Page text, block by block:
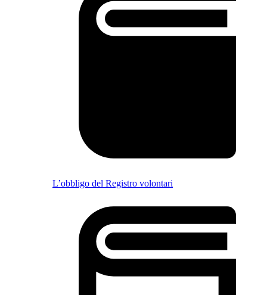
L’obbligo del Registro volontari